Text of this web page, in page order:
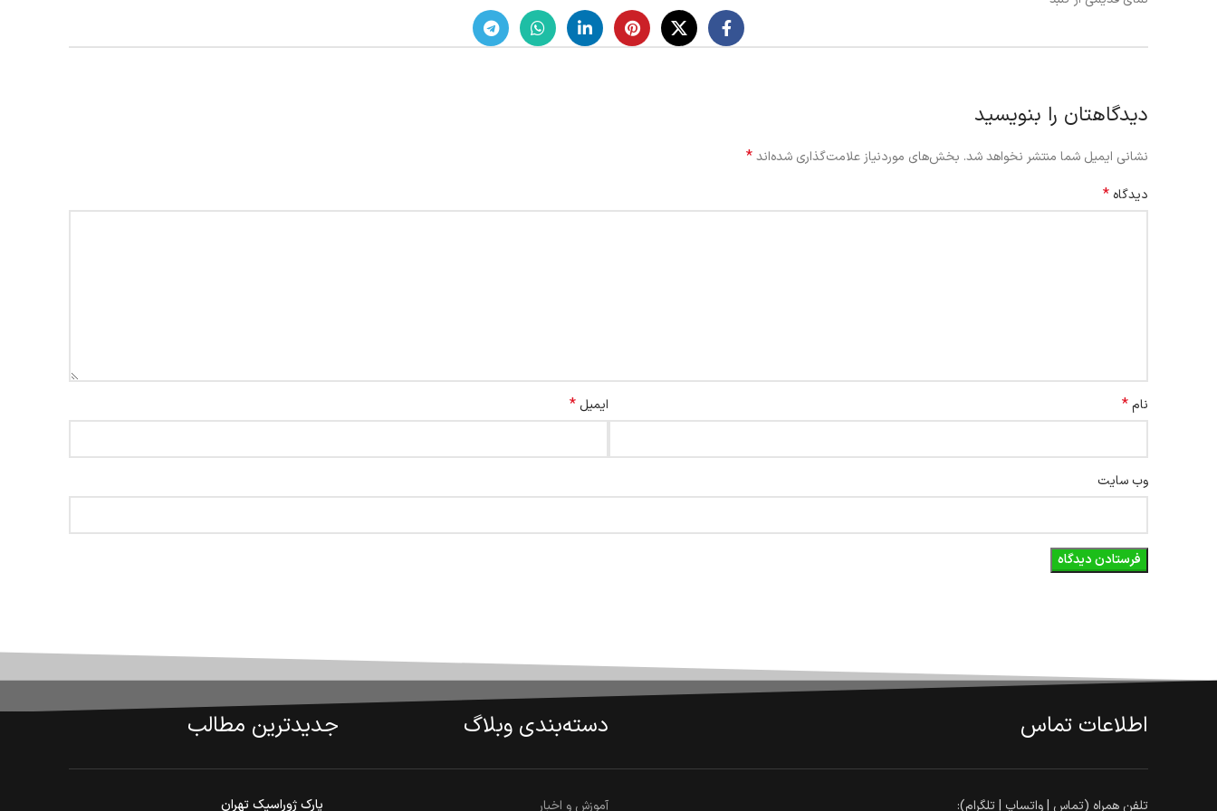
دیدگاهتان را بنویسید
نشانی ایمیل شما منتشر نخواهد شد. بخش‌های موردنیاز علامت‌گذاری شده‌اند*
دیدگاه *
نام* ایمیل *
وب‌ سایت
اطلاعات تماس
تلفن همراه (تماس | واتساپ | تلگرام):
دسته‌بندی وبلاگ
آموزش و اخبار
جدیدترین مطالب
پارک ژوراسیک تهران